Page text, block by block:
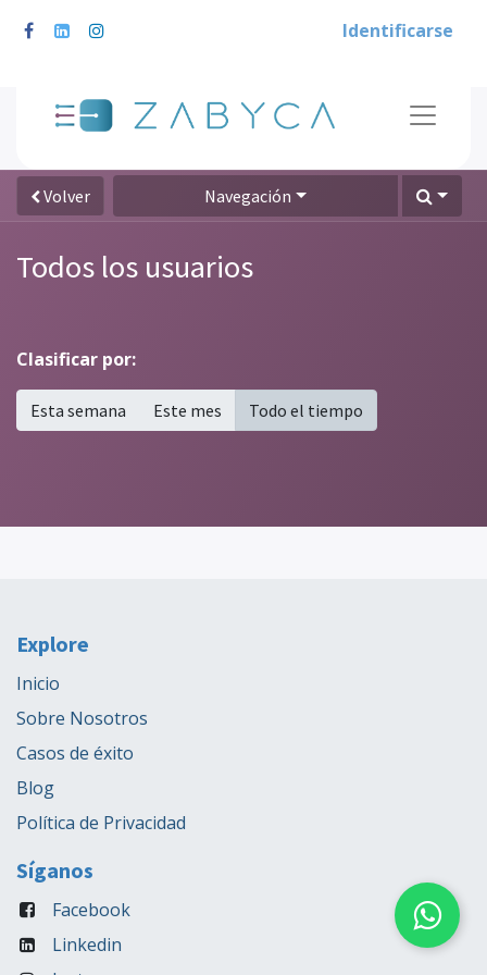
Identificarse
Volver Navegación
Todos los usuarios
Clasificar por:
Esta semana Este mes Todo el tiempo
Explore
Inicio
Sobre Nosotros
Casos de éxito
Blog
Política de Privacidad
Síganos
Facebook
Linkedin